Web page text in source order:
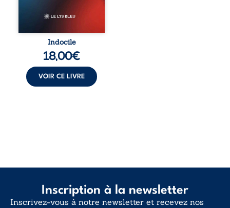
vivent trop fort,
trop vrai, trop tôt.
traversée. Une
langue nue. Une
insurrection
déclaration
d’existence pour ...
Indocile
18,00€
VOIR CE LIVRE
Inscription à la newsletter
Inscrivez-vous à notre newsletter et recevez nos